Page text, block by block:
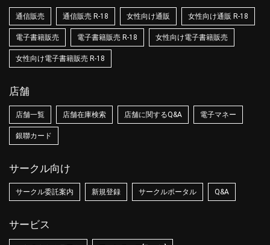
通信販売 通信販売 R-18 女性向け通販 女性向け通販 R-18
電子書籍販売 電子書籍販売 R-18 女性向け電子書籍販売
女性向け電子書籍販売 R-18
店舗
店舗一覧 店舗在庫検索 店舗に関するQ&A 電子マネー
銀聯カード
サークル向け
サークル委託案内 新規登録 サークルポータル Q&A
サービス